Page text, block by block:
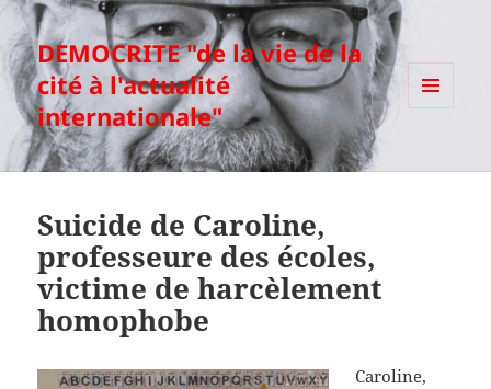
DEMOCRITE "de la vie de la
cité à l'actualité
internationale"
Suicide de Caroline,
professeure des écoles,
victime de harcèlement
homophobe
Caroline,